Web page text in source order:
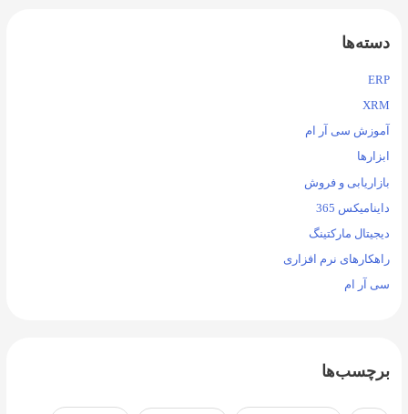
دسته‌ها
ERP
XRM
آموزش سی آر ام
ابزارها
بازاریابی و فروش
داینامیکس 365
دیجیتال مارکتینگ
راهکارهای نرم افزاری
سی آر ام
برچسب‌ها